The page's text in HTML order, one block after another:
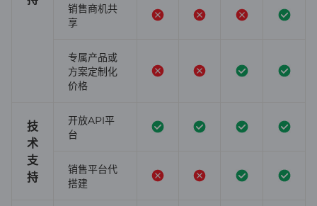
销售商机共
享
专属产品或
方案定制化
价格
技
术
支
持
开放API平
台
销售平台代
搭建